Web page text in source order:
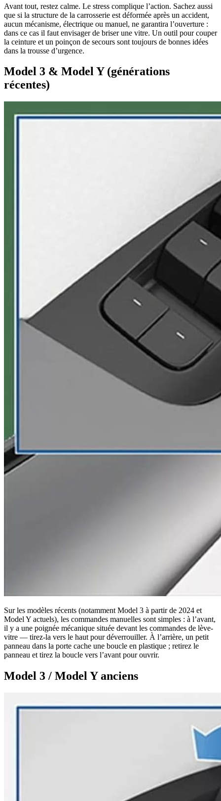
Avant tout, restez calme. Le stress complique l’action. Sachez aussi
que si la structure de la carrosserie est déformée après un accident,
aucun mécanisme, électrique ou manuel, ne garantira l’ouverture :
dans ce cas il faut envisager de briser une vitre. Un outil pour couper
la ceinture et un poinçon de secours sont toujours de bonnes idées
dans la trousse d’urgence.
Model 3 & Model Y (générations
récentes)
Sur les modèles récents (notamment Model 3 à partir de 2024 et
Model Y actuels), les commandes manuelles sont simples : à l’avant,
il y a une poignée mécanique située devant les commandes de lève-
vitre — tirez-la vers le haut pour déverrouiller. À l’arrière, un petit
panneau dans la porte cache une boucle en plastique ; retirez le
panneau et tirez la boucle vers l’avant pour ouvrir.
Model 3 / Model Y anciens